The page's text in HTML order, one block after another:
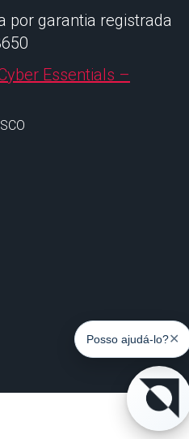
por garantia registrada
Essentials –
Posso ajudá-lo?✕